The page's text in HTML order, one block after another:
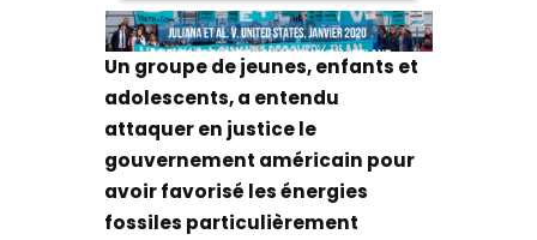
Un groupe de jeunes, enfants et
adolescents, a entendu
attaquer en justice le
gouvernement américain pour
avoir favorisé les énergies
fossiles particulièrement